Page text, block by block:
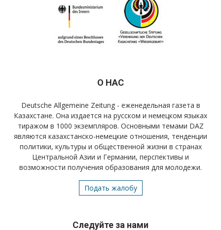
О НАС
Deutsche Allgemeine Zeitung - еженедельная газета в
Казахстане. Она издается на русском и немецком языках
тиражом в 1000 экземпляров. Основными темами DAZ
являются казахстанско-немецкие отношения, тенденции
политики, культуры и общественной жизни в странах
Центральной Азии и Германии, перспективы и
возможности получения образования для молодежи.
Подать жалобу
Следуйте за нами